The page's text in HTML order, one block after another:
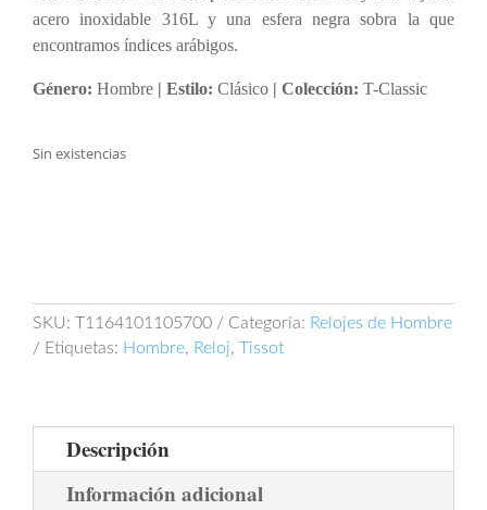
acero inoxidable 316L y una esfera negra sobra la que
encontramos índices arábigos.
Género: Hombre | Estilo: Clásico | Colección: T-Classic
Sin existencias
SKU: T1164101105700 Categoría: Relojes de Hombre
Etiquetas: Hombre, Reloj, Tissot
Descripción
Información adicional